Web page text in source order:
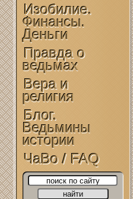
Изобилие.
Финансы.
Деньги
Правда о
ведьмах
Вера и
религия
Блог.
Ведьмины
истории
ЧаВо / FAQ